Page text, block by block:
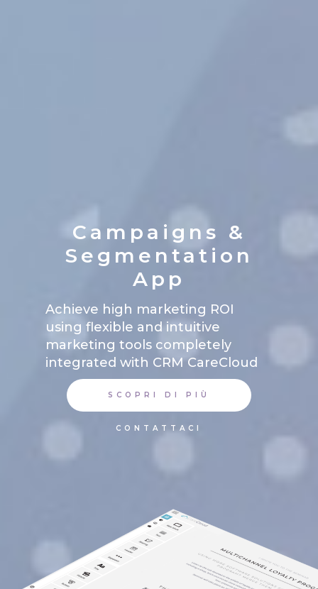
Campaigns &
Segmentation
App
Achieve high marketing ROI
using flexible and intuitive
marketing tools completely
integrated with CRM CareCloud
SCOPRI DI PIÙ
CONTATTACI